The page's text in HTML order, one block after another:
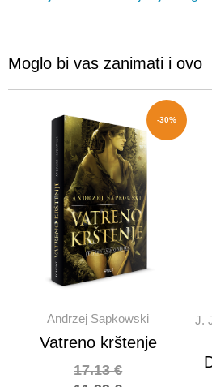
Moglo bi vas zanimati i ovo
-30%
Andrzej Sapkowski
Vatreno krštenje
17.13€
J.